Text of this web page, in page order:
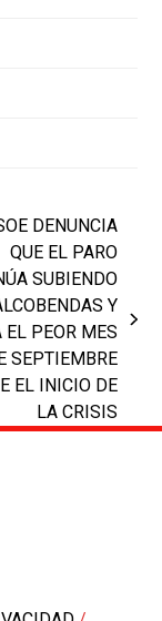
DENUNCIA
QUE EL PARO
SUBIENDO
Y
EL PEOR MES
SEPTIEMBRE
EL INICIO DE
LA CRISIS